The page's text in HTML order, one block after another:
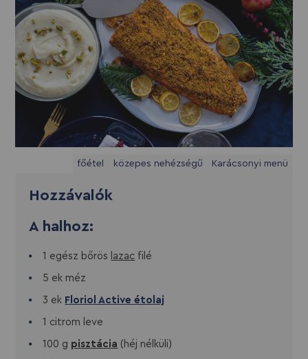
Hozzávalók
A halhoz:
1 egész bőrös lazac filé
5 ek méz
3 ek Floriol Active étolaj
1 citrom leve
100 g pisztácia (héj nélküli)
főétel közepes nehézségű Karácsonyi menü